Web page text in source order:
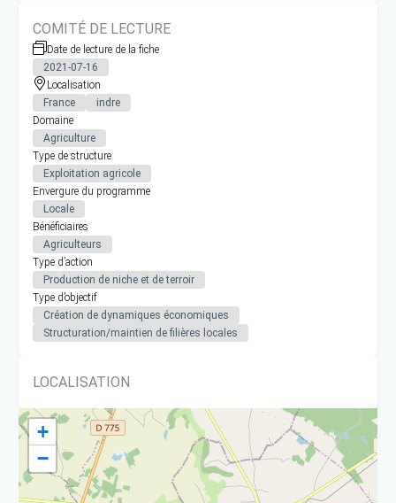
COMITÉ DE LECTURE
Date de lecture de la fiche
2021-07-16
Localisation
France
indre
Domaine
Agriculture
Type de structure
Exploitation agricole
Envergure du programme
Locale
Bénéficiaires
Agriculteurs
Type d’action
Production de niche et de terroir
Type d’objectif
Création de dynamiques économiques
Structuration/maintien de filières locales
LOCALISATION
+
−